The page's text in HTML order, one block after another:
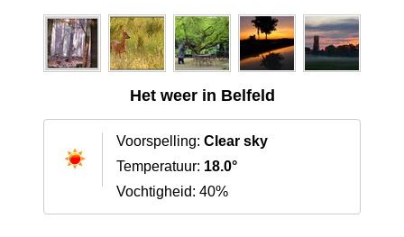
Het weer in Belfeld
Voorspelling: Clear sky
Temperatuur: 18.0°
Vochtigheid: 40%